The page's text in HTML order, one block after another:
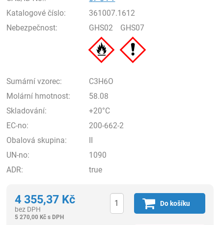
Katalogové číslo:
361007.1612
Nebezpečnost:
GHS02 GHS07
Sumární vzorec:
C3H6O
Molární hmotnost:
58.08
Skladování:
+20°C
EC-no:
200-662-2
Obalová skupina:
II
UN-no:
1090
ADR:
true
4 355,37 Kč
bez DPH
5 270,00Kč s DPH
Do košíku